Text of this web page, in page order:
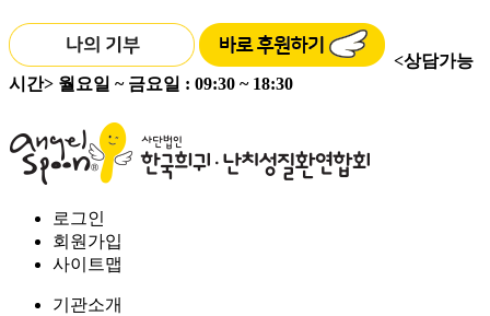
<상담가능
시간> 월요일 ~ 금요일 : 09:30 ~ 18:30
로그인
회원가입
사이트맵
기관소개